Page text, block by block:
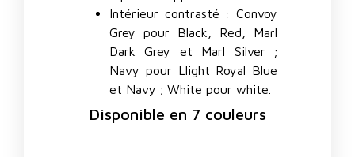
Intérieur contrasté : Convoy
Grey pour Black, Red, Marl
Dark Grey et Marl Silver ;
Navy pour Llight Royal Blue
et Navy ; White pour white.
Disponible en 7 couleurs